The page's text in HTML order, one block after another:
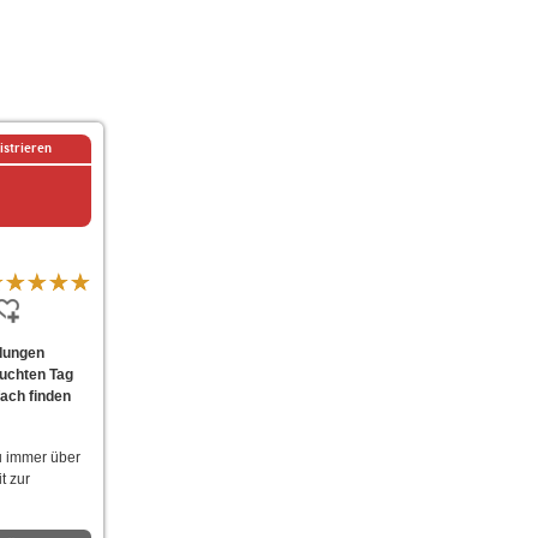
Tag
finden
immer über
zur